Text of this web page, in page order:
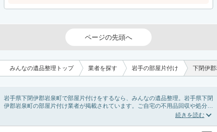
ページの先頭へ
みんなの遺品整理トップ 業者を探す 岩手の部屋片付け 下閉伊
岩手県下閉伊郡岩泉町で部屋片付けをするなら、みんなの遺品整理。岩手県下閉
伊郡岩泉町の部屋片付け業者が掲載されています。ご自宅の不用品回収や処分品
の仕分け、貴重品の捜索などの依頼ができます。岩手県下閉伊郡岩泉町の部屋片